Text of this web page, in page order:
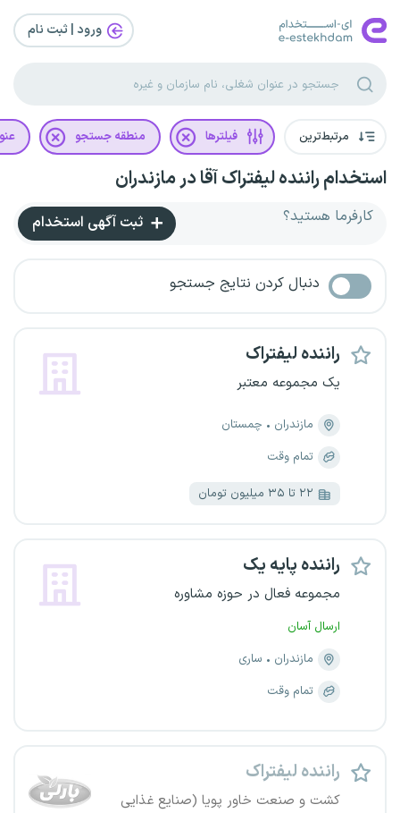
ورود | ثبت‌ نام
مرتبط‌ترین فیلترها منطقه جستجو
استخدام راننده لیفتراک آقا در مازندران
کارفرما هستید؟ ثبت آگهی استخدام
دنبال کردن نتایج جستجو
راننده لیفتراک
یک مجموعه معتبر
مازندران
چمستان
تمام وقت
۲۲ تا ۳۵ میلیون تومان
راننده پایه یک
مجموعه فعال در حوزه مشاوره
ارسال آسان
مازندران
ساری
تمام وقت
راننده لیفتراک
کشت و صنعت خاور پویا (صنایع غذایی